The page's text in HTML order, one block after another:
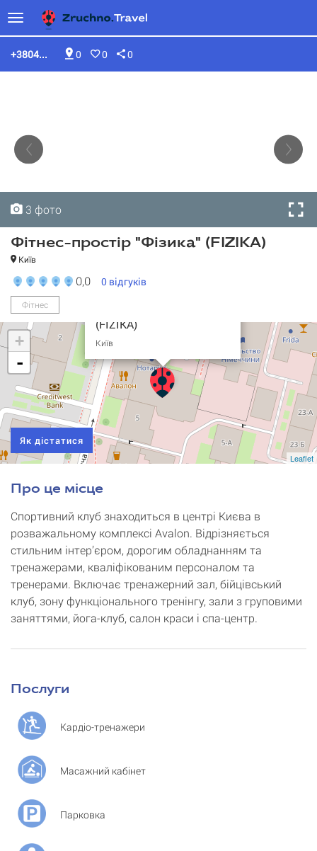
0 0 0
+3804...
3 фото
3 фото
3 фото
Фітнес-простір "Фізика" (FIZIKA)
Київ
0,0 0 відгуків
Фітнес
(FIZIKA)
Київ
+
-
Leaflet
Як дістатися
Про це місце
Спортивний клуб знаходиться в центрі Києва в
розважальному комплексі Avalon. Відрізняється
стильним інтер’єром, дорогим обладнанням та
тренажерами, кваліфікованим персоналом та
тренерами. Включає тренажерний зал, бійцівський
клуб, зону функціонального тренінгу, зали з груповими
заняттями, йога-клуб, салон краси і спа-центр.
Послуги
Кардіо-тренажери
Масажний кабінет
Парковка